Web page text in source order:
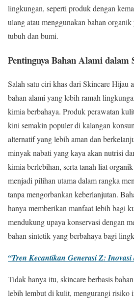
lingkungan, seperti produk dengan
ulang atau menggunakan bahan
tubuh dan bumi.
Pentingnya Bahan Alami dalam
Salah satu ciri khas dari Skincare Hijau
bahan alami yang lebih ramah
kimia berbahaya. Produk perawatan
kini semakin populer di kalangan
alternatif yang lebih aman dan
minyak nabati yang kaya akan nutrisi
kimia berlebihan, serta tanah liat
menjadi pilihan utama dalam rangka
tanpa mengorbankan keberlanjutan.
hanya memberikan manfaat lebih bagi
mendukung upaya konservasi dengan
bahan sintetik yang berbahaya bagi
“Tren Kecantikan Generasi Z:
Tidak hanya itu, skincare berbasis
lebih lembut di kulit, mengurangi risiko